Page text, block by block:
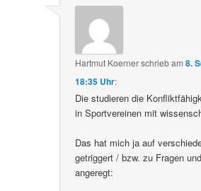
Hartmut Koernerschriebam8.
18:35 Uhr:
Die studieren die
in Sportvereinen mit
Das hat mich ja auf
getriggert / bzw. zu Fragen
angeregt: